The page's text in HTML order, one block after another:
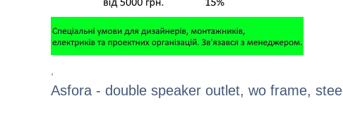
Asfora - double speaker outlet, wo frame, steel